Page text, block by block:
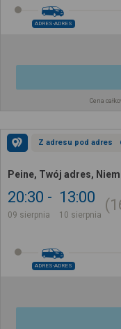
ADRES-ADRES
Cena
Z adresu pod adres
Peine, Twój adres,
20:30
09 sierpnia
13:00
10 sierpnia
ADRES-ADRES